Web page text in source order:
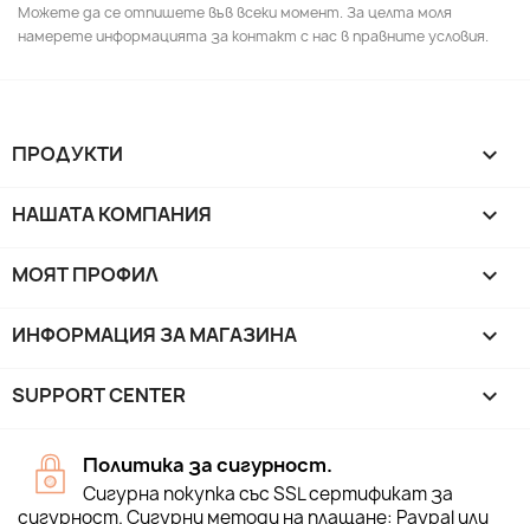
Можете да се отпишете във всеки момент. За целта моля
намерете информацията за контакт с нас в правните условия.
ПРОДУКТИ 
НАШАТА КОМПАНИЯ 
МОЯТ ПРОФИЛ 
ИНФОРМАЦИЯ ЗА МАГАЗИНА keyboard_arrow_down
SUPPORT CENTER 
Политика за сигурност.
Сигурна покупка със SSL сертификат за
сигурност. Сигурни методи на плащане: Paypal или